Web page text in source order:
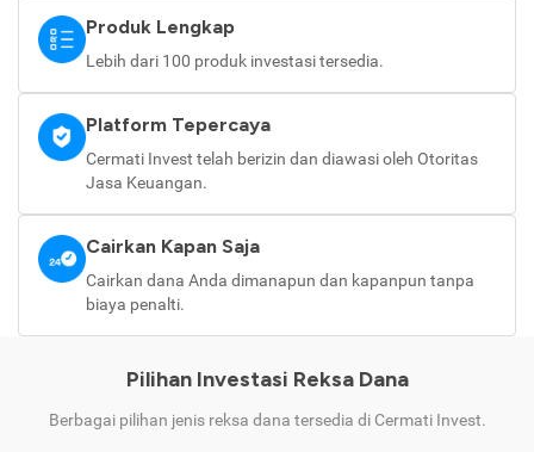
Produk Lengkap
Lebih dari 100 produk investasi tersedia.
Platform Tepercaya
Cermati Invest telah berizin dan diawasi oleh Otoritas
Jasa Keuangan.
Cairkan Kapan Saja
Cairkan dana Anda dimanapun dan kapanpun tanpa
biaya penalti.
Pilihan Investasi Reksa Dana
Berbagai pilihan jenis reksa dana tersedia di Cermati Invest.